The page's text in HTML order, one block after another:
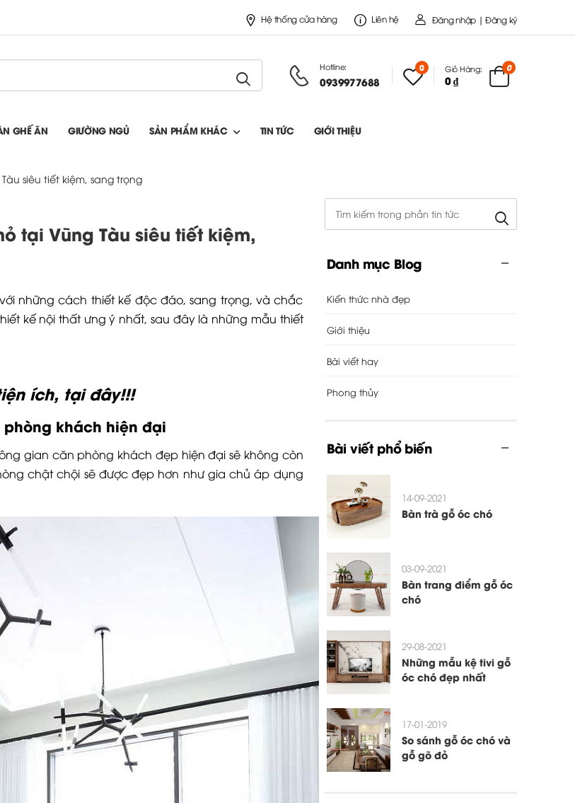
Hệ thống cửa hàng Liên hệ Đăng nhập | Đăng ký
Hotline:
0939977688
0 Giỏ Hàng:
0 ₫
0
GHẾ ĂN GIƯỜNG NGỦ SẢN PHẨM KHÁC TIN TỨC GIỚI THIỆU
siêu tiết kiệm, sang trọng
tại Vũng Tàu siêu tiết kiệm,
với những cách thiết kế độc đáo, sang trọng, và chắc
kế nội thất ưng ý nhất, sau đây là những mẫu thiết
ích, tại đây!!!
khách hiện đại
gian căn phòng khách đẹp hiện đại sẽ không còn
chật chội sẽ được đẹp hơn như gia chủ áp dụng
Danh mục Blog
Kiến thức nhà đẹp
Giới thiệu
Bài viết hay
Phong thủy
Bài viết phổ biến
14-09-2021
Bàn trà gỗ óc chó
03-09-2021
Bàn trang điểm gỗ óc
chó
29-08-2021
Những mẫu kệ tivi gỗ
óc chó đẹp nhất
17-01-2019
So sánh gỗ óc chó và
gỗ gõ đỏ